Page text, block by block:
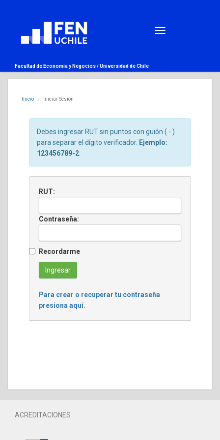
Facultad de Economía y Negocios /Universidad de Chile
Inicio Iniciar Sesión
Debes ingresar RUT sin puntos con guión ( - )
para separar el dígito verificador. Ejemplo:
123456789-2
RUT:
Contraseña:
Recordarme
Para crear o recuperar tu contraseña
presiona aquí.
ACREDITACIONES